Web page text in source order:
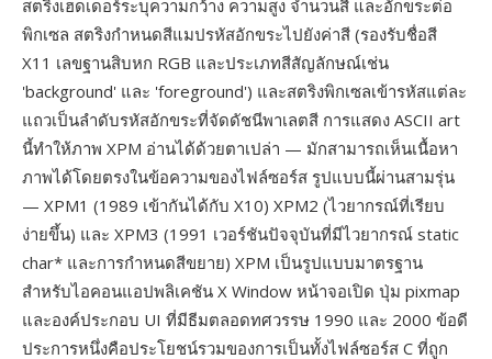
สตริงเฮดเดอร์ระบุความกว้าง ความสูง จำนวนสี และอักขระต่อ
พิกเซล สตริงกำหนดสีแมปรหัสอักขระไปยังค่าสี (รองรับชื่อสี
X11 เลขฐานสิบหก RGB และประเภทสีสัญลักษณ์เช่น
'background' และ 'foreground') และสตริงพิกเซลเข้ารหัสแต่ละ
แถวเป็นลำดับรหัสอักขระที่จัดดัชนีพาเลตสี การแสดง ASCII art
นี้ทำให้ภาพ XPM อ่านได้ด้วยตาเปล่า — มักสามารถเห็นเนื้อหา
ภาพได้โดยตรงในข้อความของไฟล์ซอร์ส รูปแบบนี้ผ่านสามรุ่น
— XPM1 (1989 เข้ากันได้กับ X10) XPM2 (ไวยากรณ์ที่เรียบ
ง่ายขึ้น) และ XPM3 (1991 เวอร์ชันปัจจุบันที่มีไวยากรณ์ static
char* และการกำหนดสีขยาย) XPM เป็นรูปแบบมาตรฐาน
สำหรับไอคอนแอปพลิเคชัน X Window หน้าจอเปิด ปุ่ม pixmap
และองค์ประกอบ UI ที่มีธีมตลอดทศวรรษ 1990 และ 2000 ข้อดี
ประการหนึ่งคือประโยชน์รวมของการเป็นทั้งไฟล์ซอร์ส C ที่ถูก